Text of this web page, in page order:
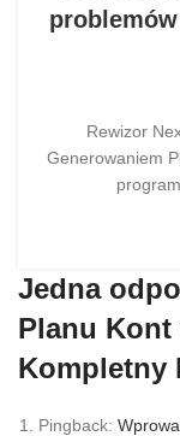
Rewizor
Generowaniem
Jedna
Planu Kont
Kompletny
Pingback: